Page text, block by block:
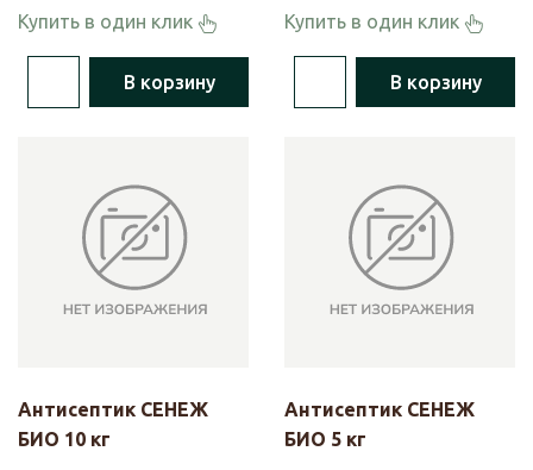
Купить в один клик
В корзину
Купить в один клик
В корзину
Антисептик СЕНЕЖ
БИО 10 кг
Антисептик СЕНЕЖ
БИО 5 кг